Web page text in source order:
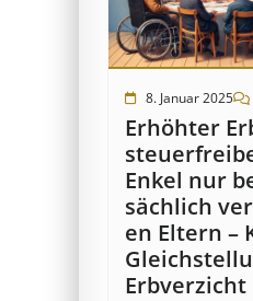
8. Januar 2025
Erhöhter
Enkel nur
säch­lich
en Eltern –
Erb­verzicht